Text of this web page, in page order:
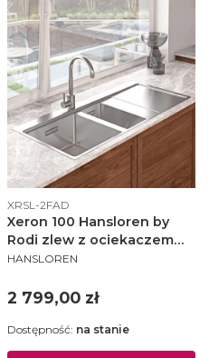
Kod produktu
XRSL-2FAD
Xeron 100 Hansloren by
Rodi zlew z ociekaczem
1000x520 KA lewy stal
PRODUCENT
HANSLOREN
Cena
2 799,00 zł
Dostępność: na stanie